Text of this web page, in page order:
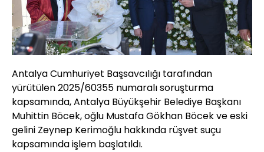
Antalya Cumhuriyet Başsavcılığı tarafından
yürütülen 2025/60355 numaralı soruşturma
kapsamında, Antalya Büyükşehir Belediye Başkanı
Muhittin Böcek, oğlu Mustafa Gökhan Böcek ve eski
gelini Zeynep Kerimoğlu hakkında rüşvet suçu
kapsamında işlem başlatıldı.